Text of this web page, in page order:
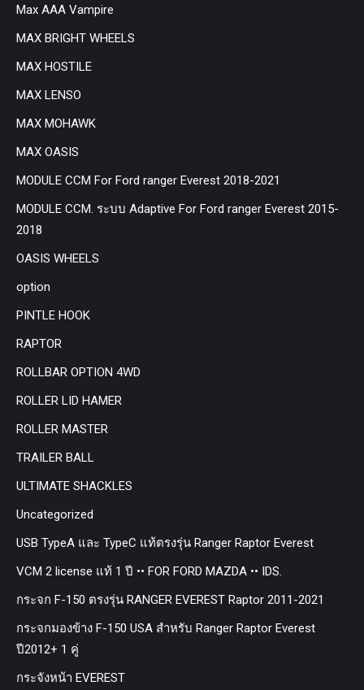
Max AAA Vampire
MAX BRIGHT WHEELS
MAX HOSTILE
MAX LENSO
MAX MOHAWK
MAX OASIS
MODULE CCM For Ford ranger Everest 2018-2021
MODULE CCM. ระบบ Adaptive For Ford ranger Everest 2015-
2018
OASIS WHEELS
option
PINTLE HOOK
RAPTOR
ROLLBAR OPTION 4WD
ROLLER LID HAMER
ROLLER MASTER
TRAILER BALL
ULTIMATE SHACKLES
Uncategorized
USB TypeA และ TypeC แท้ตรงรุ่น Ranger Raptor Everest
VCM 2 license แท้ 1 ปี •• FOR FORD MAZDA •• IDS.
กระจก F-150 ตรงรุ่น RANGER EVEREST Raptor 2011-2021
กระจกมองข้าง F-150 USA สำหรับ Ranger Raptor Everest
ปี2012+ 1 คู่
กระจังหน้า EVEREST